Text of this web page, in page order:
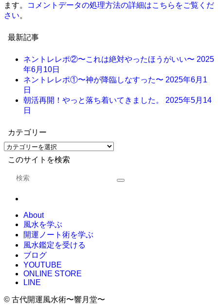
ます。
コメントデータの処理方法の詳細はこちらをご覧くだ
さい。
最新記事
ネントレレポ②〜これは絶対やったほうがいい〜 2025
年6月10日
ネントレレポ①〜神が降臨しなすった〜 2025年6月1
日
朝活再開！やっと落ち着いてきました。 2025年5月14
日
カテゴリー
このサイトを検索
About
風水を学ぶ
開運ノート術を学ぶ
風水鑑定を受ける
ブログ
YOUTUBE
ONLINE STORE
LINE
© 古代開運風水術〜響月堂〜